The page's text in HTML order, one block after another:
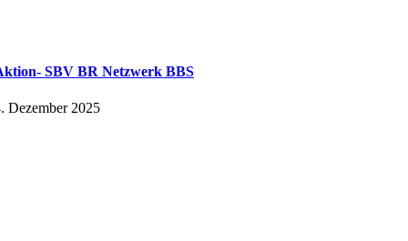
SBV BR Netzwerk BBS
Dezember 2025